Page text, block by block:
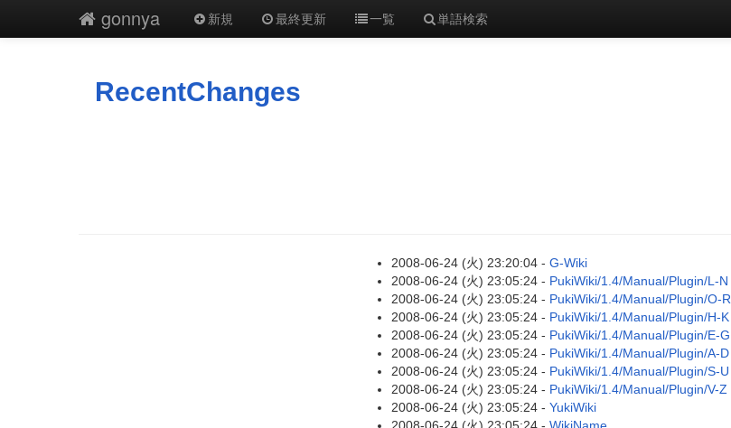
gonnya 新規 最終更新 一覧 単語検索
RecentChanges
2008-06-24 (火) 23:20:04 - G-Wiki
2008-06-24 (火) 23:05:24 - PukiWiki/1.4/Manual/Plugin/L-N
2008-06-24 (火) 23:05:24 - PukiWiki/1.4/Manual/Plugin/O-R
2008-06-24 (火) 23:05:24 - PukiWiki/1.4/Manual/Plugin/H-K
2008-06-24 (火) 23:05:24 - PukiWiki/1.4/Manual/Plugin/E-G
2008-06-24 (火) 23:05:24 - PukiWiki/1.4/Manual/Plugin/A-D
2008-06-24 (火) 23:05:24 - PukiWiki/1.4/Manual/Plugin/S-U
2008-06-24 (火) 23:05:24 - PukiWiki/1.4/Manual/Plugin/V-Z
2008-06-24 (火) 23:05:24 - YukiWiki